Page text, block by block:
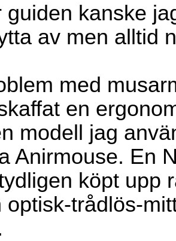
guiden kanske
av men alltid
med
en
modell jag
Anirmouse. En
köpt upp
optisk-trådlös-